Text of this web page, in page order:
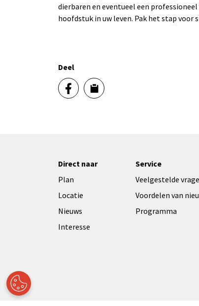
dierbaren en eventueel een
hoofdstuk in uw leven. Pak het stap voor
Deel
Direct naar
Plan
Locatie
Nieuws
Interesse
Service
Veelgestelde
Voordelen van
Programma